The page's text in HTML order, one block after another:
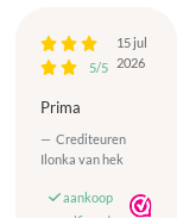
5/5
15 jul
2026
Prima
Crediteuren
Ilonka van hek
aankoop